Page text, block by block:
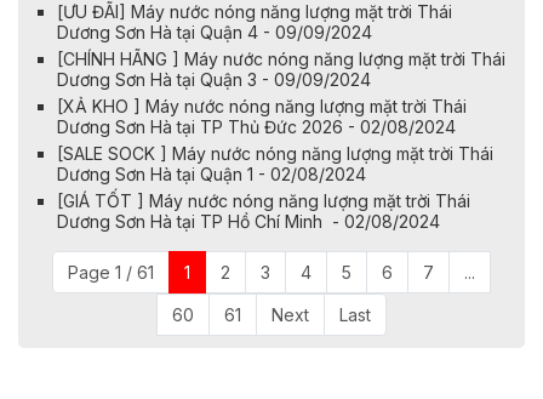
[ƯU ĐÃI] Máy nước nóng năng lượng mặt trời Thái
Dương Sơn Hà tại Quận 4 - 09/09/2024
[CHÍNH HÃNG ] Máy nước nóng năng lượng mặt trời Thái
Dương Sơn Hà tại Quận 3 - 09/09/2024
[XẢ KHO ] Máy nước nóng năng lượng mặt trời Thái
Dương Sơn Hà tại TP Thủ Đức 2026 - 02/08/2024
[SALE SOCK ] Máy nước nóng năng lượng mặt trời Thái
Dương Sơn Hà tại Quận 1 - 02/08/2024
[GIÁ TỐT ] Máy nước nóng năng lượng mặt trời Thái
Dương Sơn Hà tại TP Hồ Chí Minh - 02/08/2024
Page 1 / 61 1 2 3 4 5 6 7 ...
60 61 Next Last